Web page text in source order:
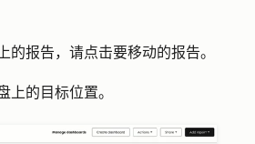
的报告，请点击要移动的报告。
上的目标位置。